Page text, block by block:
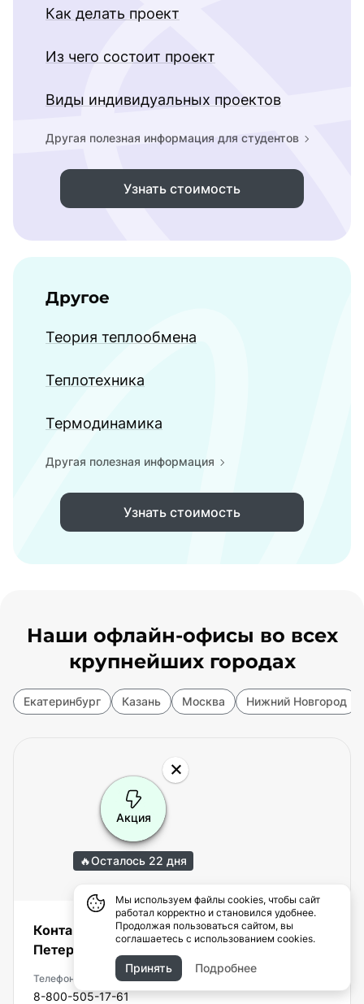
Как делать проект
Из чего состоит проект
Виды индивидуальных проектов
Другая полезная информация для студентов
Узнать стоимость
Другое
Теория теплообмена
Теплотехника
Термодинамика
Другая полезная информация
Узнать стоимость
Наши офлайн-офисы во всех
крупнейших городах
Екатеринбург Казань Москва Нижний Новгород
Контакты офиса HomeWork в Санкт-
Петербурге
Телефон
8-800-505-17-61
Акция
🔥Осталось 22 дня
Мы используем файлы cookies, чтобы сайт
работал корректно и становился удобнее.
Продолжая пользоваться сайтом, вы
соглашаетесь с использованием cookies.
Принять Подробнее